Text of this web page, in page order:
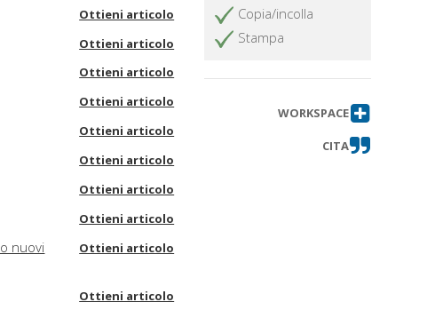
Ottieni articolo
Ottieni articolo
Ottieni articolo
Ottieni articolo
Ottieni articolo
Ottieni articolo
Ottieni articolo
Ottieni articolo
nuovi
Ottieni articolo
Ottieni articolo
Copia/incolla
Stampa
WORKSPACE
CITA